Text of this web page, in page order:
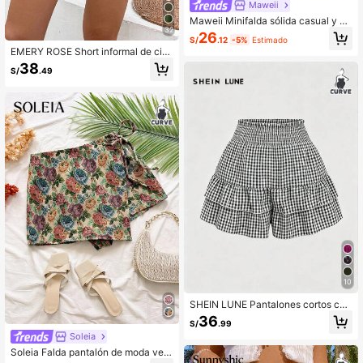
32
EMERY ROSE Short informal de cint
ura alta de unicolor en talla grande
S/38.49
Soleia
Soleia Falda pantalón de moda vers
Maweii
Maweii Minifalda sólida casual y ve
rsátil para citas/salidas para mujer t
alla grande
S/26.12 -5% Estimado
10
SHEIN LUNE Pantalones cortos con
volantes a cuadros en blanco y neg
ro, adelgazantes, para primavera/v
S/36.99